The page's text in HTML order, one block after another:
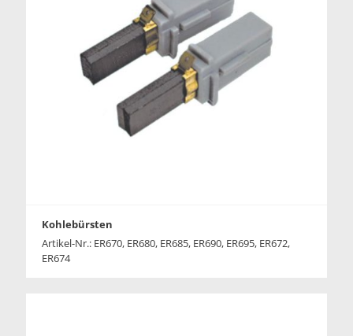
Kohlebürsten
Artikel-Nr.: ER670, ER680, ER685, ER690, ER695, ER672,
ER674